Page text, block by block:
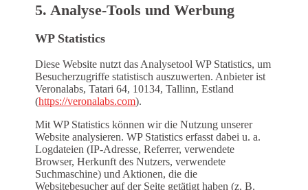
5. Analyse-Tools und Werbung
WP Statistics
Diese Website nutzt das Analysetool WP Statistics, um
Besucherzugriffe statistisch auszuwerten. Anbieter ist
Veronalabs, Tatari 64, 10134, Tallinn, Estland
(https://veronalabs.com).
Mit WP Statistics können wir die Nutzung unserer
Website analysieren. WP Statistics erfasst dabei u. a.
Logdateien (IP-Adresse, Referrer, verwendete
Browser, Herkunft des Nutzers, verwendete
Suchmaschine) und Aktionen, die die
Websitebesucher auf der Seite getätigt haben (z. B.